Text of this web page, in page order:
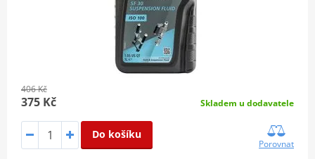
406 Kč
375 Kč Skladem u dodavatele
Do košíku
Porovnat